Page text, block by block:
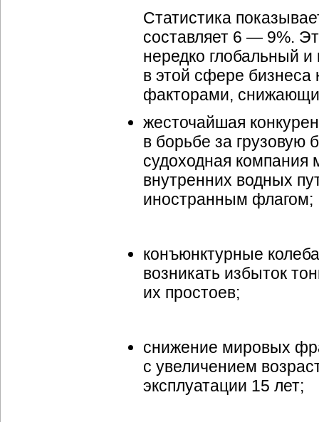
Статистика
составляет 6 — 9%.
нередко глобальный
в этой сфере
факторами,
жесточайшая
в борьбе за грузовую
судоходная компания
внутренних водных
иностранным флагом;
конъюнктурные
возникать избыток
их простоев;
снижение мировых
с увеличением
эксплуатации 15 лет;